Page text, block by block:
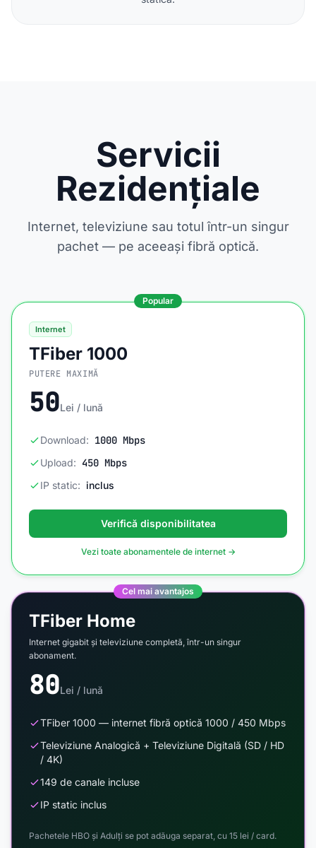
Servicii
Rezidențiale
Internet, televiziune sau totul într-un singur
pachet — pe aceeași fibră optică.
Popular
Internet
TFiber 1000
PUTERE MAXIMĂ
50Lei / lună
Download: 1000 Mbps
Upload: 450 Mbps
IP static: inclus
Verifică disponibilitatea
Vezi toate abonamentele de internet →
Cel mai avantajos
TFiber Home
Internet gigabit și televiziune completă, într-un singur
abonament.
80Lei / lună
TFiber 1000 — internet fibră optică 1000 / 450 Mbps
Televiziune Analogică + Televiziune Digitală (SD / HD
/ 4K)
149 de canale incluse
IP static inclus
Pachetele HBO și Adulți se pot adăuga separat, cu 15 lei / card.